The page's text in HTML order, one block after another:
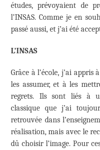
études, prévoyaient de
l’INSAS. Comme je en
passé aussi, et j’ai été
L’INSAS
Grâce à l’école, j’ai appris
les assumer, et à les
regrets. Ils sont liés à
classique que j’ai
retrouvée dans
réalisation, mais avec le
dû choisir l’image. Pour